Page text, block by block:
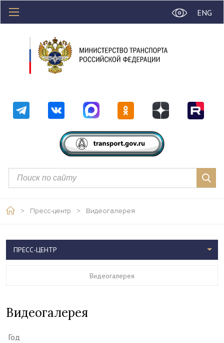
ENG
> Пресс-центр > Видеогалерея
Видеогалерея
Год
ПРЕСС-ЦЕНТР
Видеогалерея